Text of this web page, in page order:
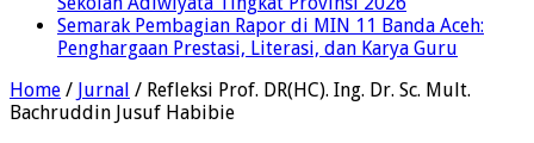
Semarak Pembagian Rapor di MIN 11 Banda Aceh:
Penghargaan Prestasi, Literasi, dan Karya Guru
Home / Jurnal / Refleksi Prof. DR(HC). Ing. Dr. Sc. Mult.
Bachruddin Jusuf Habibie